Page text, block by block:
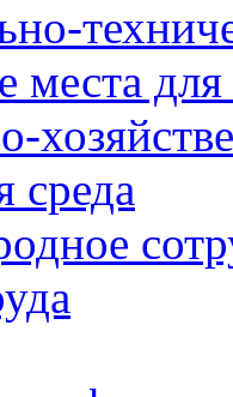
места
среда